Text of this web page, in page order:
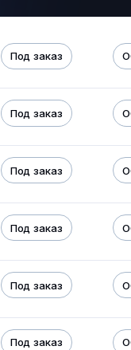
Под заказ
Под заказ
Под заказ
Под заказ
Под заказ
Под заказ